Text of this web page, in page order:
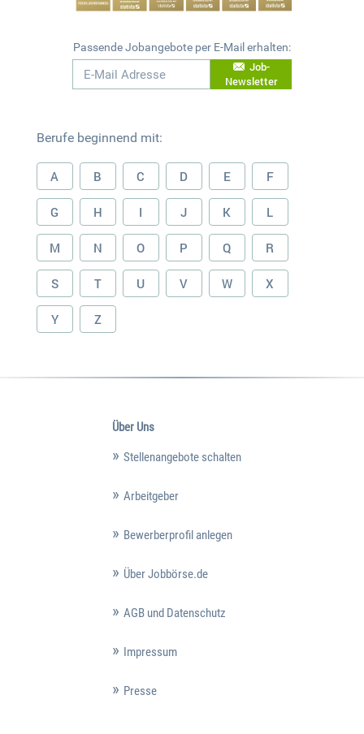
Passende Jobangebote per E-Mail erhalten:
Job-
Newsletter
Berufe beginnend mit:
A B C D E F
G H I J K L
M N O P Q R
S T U V W X
Y Z
Über Uns
Stellenangebote schalten
Arbeitgeber
Bewerberprofil anlegen
Über Jobbörse.de
AGB und Datenschutz
Impressum
Presse